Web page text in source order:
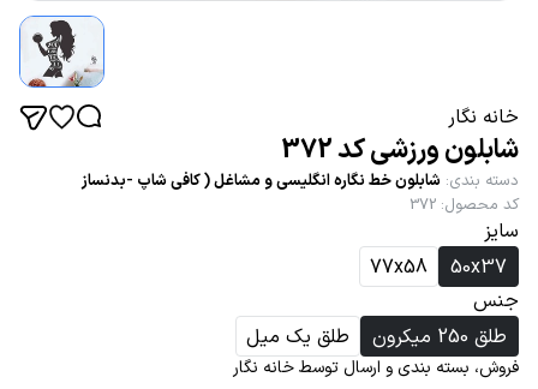
خانه نگار
شابلون ورزشی کد 372
دسته بندی: شابلون خط نگاره انگلیسی و مشاغل ( کافی شاپ -بدنساز
کد محصول:
372
سایز
50x37
77x58
جنس
طلق 250 میکرون
طلق یک میل
فروش، بسته بندی و ارسال توسط خانه نگار